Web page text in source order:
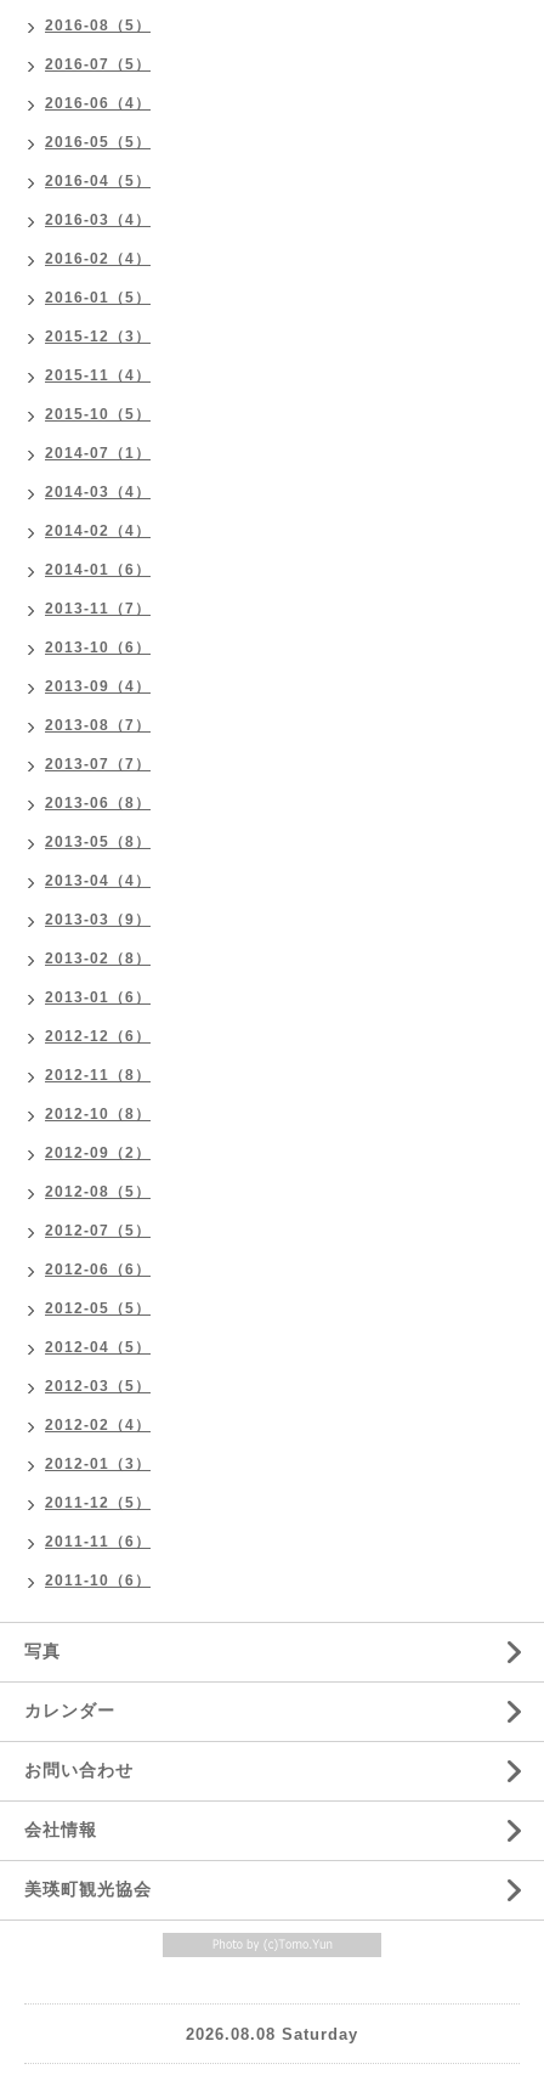
2016-08（5）
2016-07（5）
2016-06（4）
2016-05（5）
2016-04（5）
2016-03（4）
2016-02（4）
2016-01（5）
2015-12（3）
2015-11（4）
2015-10（5）
2014-07（1）
2014-03（4）
2014-02（4）
2014-01（6）
2013-11（7）
2013-10（6）
2013-09（4）
2013-08（7）
2013-07（7）
2013-06（8）
2013-05（8）
2013-04（4）
2013-03（9）
2013-02（8）
2013-01（6）
2012-12（6）
2012-11（8）
2012-10（8）
2012-09（2）
2012-08（5）
2012-07（5）
2012-06（6）
2012-05（5）
2012-04（5）
2012-03（5）
2012-02（4）
2012-01（3）
2011-12（5）
2011-11（6）
2011-10（6）
写真
カレンダー
お問い合わせ
会社情報
美瑛町観光協会
2026.08.08 Saturday